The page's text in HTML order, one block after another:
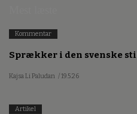
Kommentar
Sprækker i den svenske
Kajsa Li Paludan / 19.5.26
Artikel